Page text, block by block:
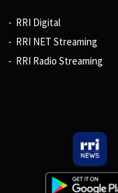
RRI Digital
RRI NET Streaming
RRI Radio Streaming